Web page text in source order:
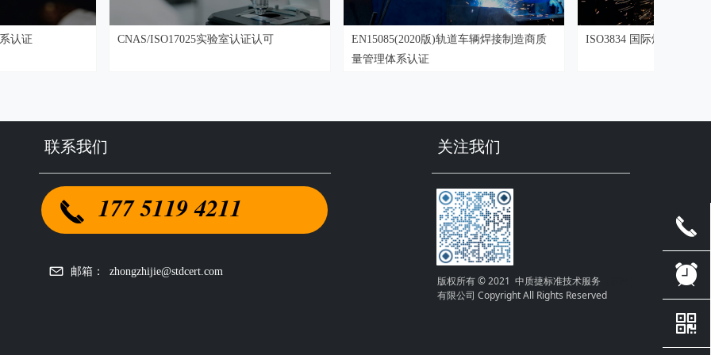
CNAS/ISO17025实验室认证认可
EN15085(2020版)轨道车辆焊接制造商质
ISO3834 国际焊接体系认证
联系我们
끅 177 5119 4211
邮箱： zhongzhijie@stdcert.com
关注我们
版权所有 © 2021 中质捷标准技术服务
有限公司 Copyright All Rights Reserved
끅
뀥
낃